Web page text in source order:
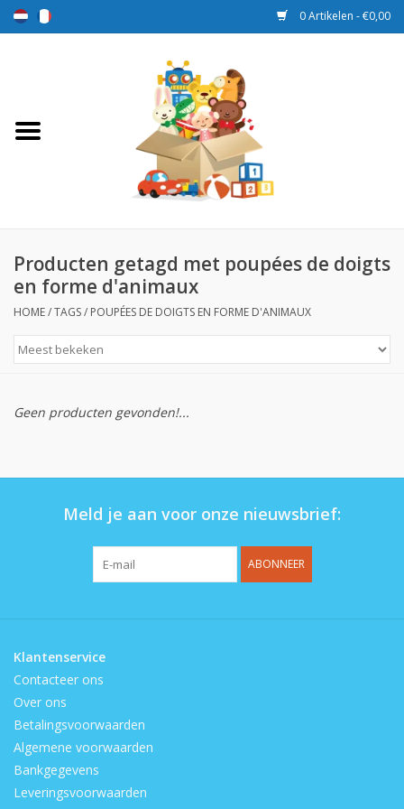
0 Artikelen - €0,00
Speelgoed
Beloningsdozen
Nieuw
Producten getagd met poupées de doigts
en forme d'animaux
HOME/TAGS/ POUPÉES DE DOIGTS EN FORME D'ANIMAUX
Geen producten gevonden!...
Meld je aan voor onze nieuwsbrief:
ABONNEER
Klantenservice
Contacteer ons
Over ons
Betalingsvoorwaarden
Algemene voorwaarden
Bankgegevens
Leveringsvoorwaarden